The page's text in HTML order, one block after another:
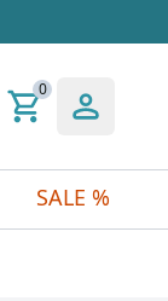
0
SALE %